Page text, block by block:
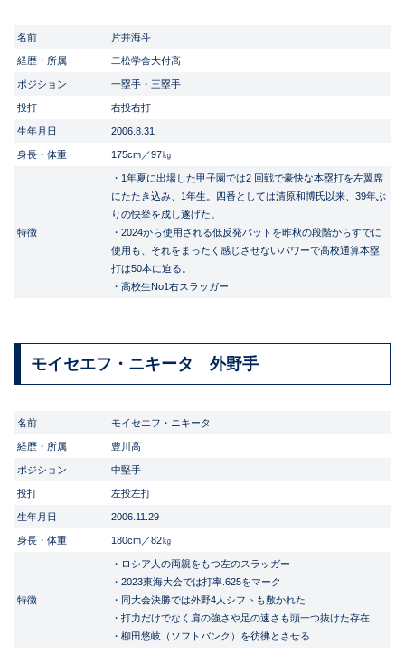
名前 片井海斗
経歴・所属 二松学舎大付高
ポジション 一塁手・三塁手
投打 右投右打
生年月日 2006.8.31
身長・体重 175cm／97㎏
特徴
・1年夏に出場した甲子園では2 回戦で豪快な本塁打を左翼席
にたたき込み、1年生。四番としては清原和博氏以来、39年ぶ
りの快挙を成し遂げた。
・2024から使用される低反発バットを昨秋の段階からすでに
使用も、それをまったく感じさせないパワーで高校通算本塁
打は50本に迫る。
・高校生No1右スラッガー
モイセエフ・ニキータ 外野手
名前 モイセエフ・ニキータ
経歴・所属 豊川高
ポジション 中堅手
投打 左投左打
生年月日 2006.11.29
身長・体重 180cm／82㎏
特徴
・ロシア人の両親をもつ左のスラッガー
・2023東海大会では打率.625をマーク
・同大会決勝では外野4人シフトも敷かれた
・打力だけでなく肩の強さや足の速さも頭一つ抜けた存在
・柳田悠岐（ソフトバンク）を彷彿とさせる